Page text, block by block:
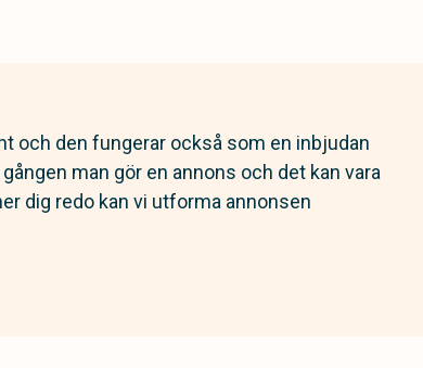
och den fungerar också som en inbjudan
man gör en annons och det kan vara
dig redo kan vi utforma annonsen